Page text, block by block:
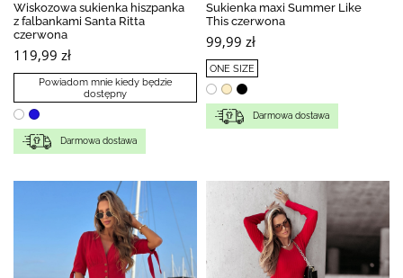
Wiskozowa sukienka hiszpanka
z falbankami Santa Ritta
czerwona
119,99 zł
Powiadom mnie kiedy będzie
dostępny
Darmowa dostawa
Sukienka maxi Summer Like
This czerwona
99,99 zł
ONE SIZE
Darmowa dostawa